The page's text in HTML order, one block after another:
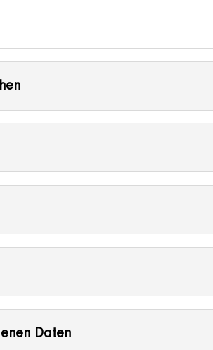
Daten